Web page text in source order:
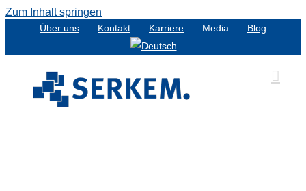
Zum Inhalt springen
Über uns Kontakt Karriere Media Blog